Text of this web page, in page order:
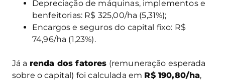
Depreciação de máquinas, implementos e
benfeitorias: R$ 325,00/ha (5,31%);
Encargos e seguros do capital fixo: R$
74,96/ha (1,23%).
Já a renda dos fatores (remuneração esperada
sobre o capital) foi calculada em R$ 190,80/ha,